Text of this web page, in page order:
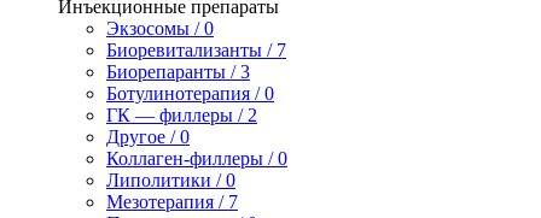
Инъекционные препараты
Экзосомы / 0
Биоревитализанты / 7
Биорепаранты / 3
Ботулинотерапия / 0
ГК — филлеры / 2
Другое / 0
Коллаген-филлеры / 0
Липолитики / 0
Мезотерапия / 7